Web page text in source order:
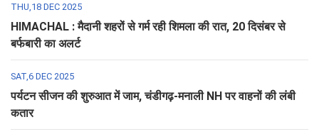
THU,18 DEC 2025
HIMACHAL : मैदानी शहरों से गर्म रही शिमला की रात, 20 दिसंबर से
बर्फबारी का अलर्ट
SAT,6 DEC 2025
पर्यटन सीजन की शुरुआत में जाम, चंडीगढ़-मनाली NH पर वाहनों की लंबी
कतार